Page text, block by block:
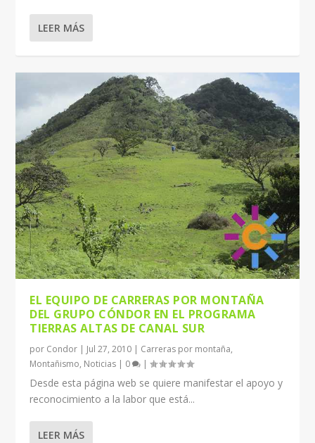
LEER MÁS
EL EQUIPO DE CARRERAS POR MONTAÑA
DEL GRUPO CÓNDOR EN EL PROGRAMA
TIERRAS ALTAS DE CANAL SUR
por Condor | Jul 27, 2010 | Carreras por montaña,
Montañismo, Noticias | 0 |
Desde esta página web se quiere manifestar el apoyo y
reconocimiento a la labor que está...
LEER MÁS